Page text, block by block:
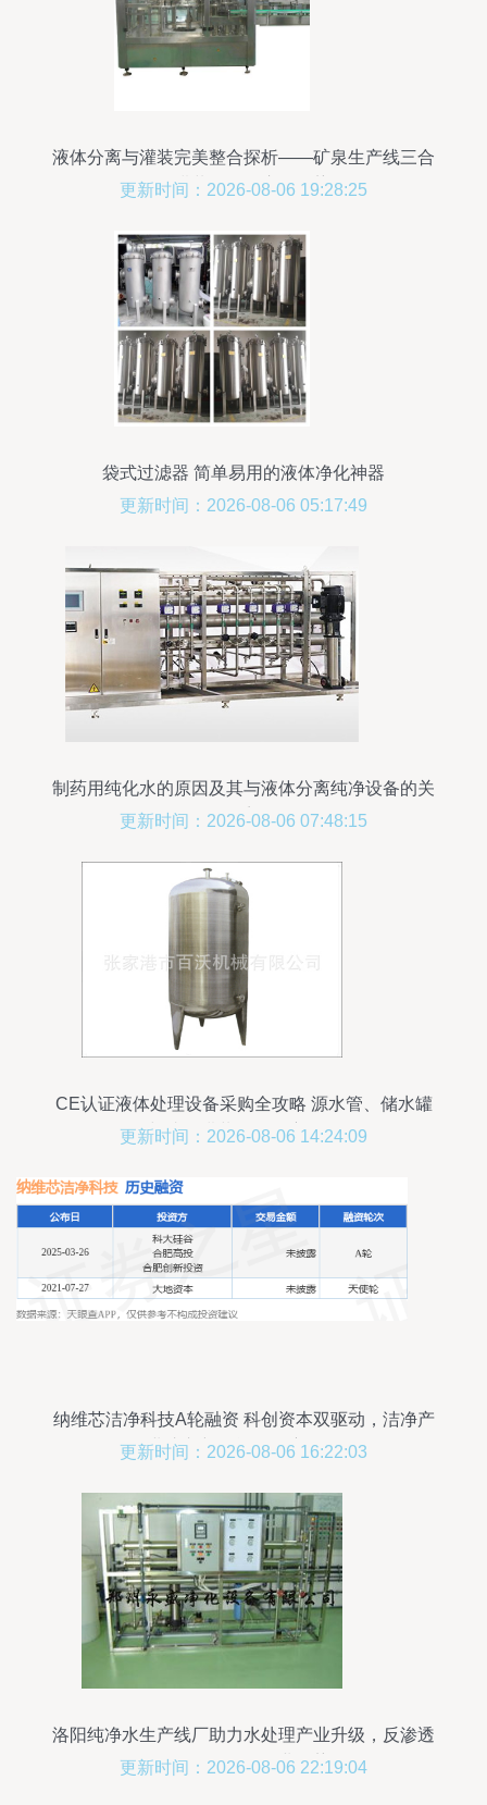
液体分离与灌装完美整合探析——矿泉生产线三合
一灌装设备的应用优势
更新时间：2026-08-06 19:28:25
袋式过滤器 简单易用的液体净化神器
更新时间：2026-08-06 05:17:49
制药用纯化水的原因及其与液体分离纯净设备的关
系
更新时间：2026-08-06 07:48:15
CE认证液体处理设备采购全攻略 源水管、储水罐
与成套灌装设备深度解析
更新时间：2026-08-06 14:24:09
纳维芯洁净科技A轮融资 科创资本双驱动，洁净产
业注入新动能的深度解析
更新时间：2026-08-06 16:22:03
洛阳纯净水生产线厂助力水处理产业升级，反渗透
设备价格解析行业趋势
更新时间：2026-08-06 22:19:04